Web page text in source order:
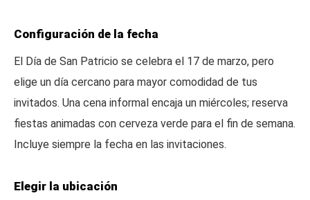
Configuración de la fecha
El Día de San Patricio se celebra el 17 de marzo, pero
elige un día cercano para mayor comodidad de tus
invitados. Una cena informal encaja un miércoles; reserva
fiestas animadas con cerveza verde para el fin de semana.
Incluye siempre la fecha en las invitaciones.
Elegir la ubicación